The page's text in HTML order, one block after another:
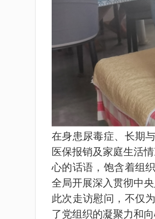
在身患尿毒症、长期
医保报销及家庭生活
心的话语，饱含着组
全局开展深入贯彻中
此次走访慰问，不仅
了党组织的凝聚力和